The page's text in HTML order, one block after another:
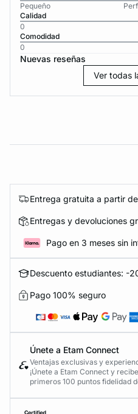
Pequeño
Calidad
0
Comodidad
0
Nuevas reseñas
Ver todas
Entrega gratuita a partir
Entregas y devoluciones
Pago en 3 meses sin
Descuento estudiantes: -
Pago 100% seguro
Únete a Etam Connect
Ventajas exclusivas y
¡Únete a Etam Connect y
primeros 100 puntos fidelidad